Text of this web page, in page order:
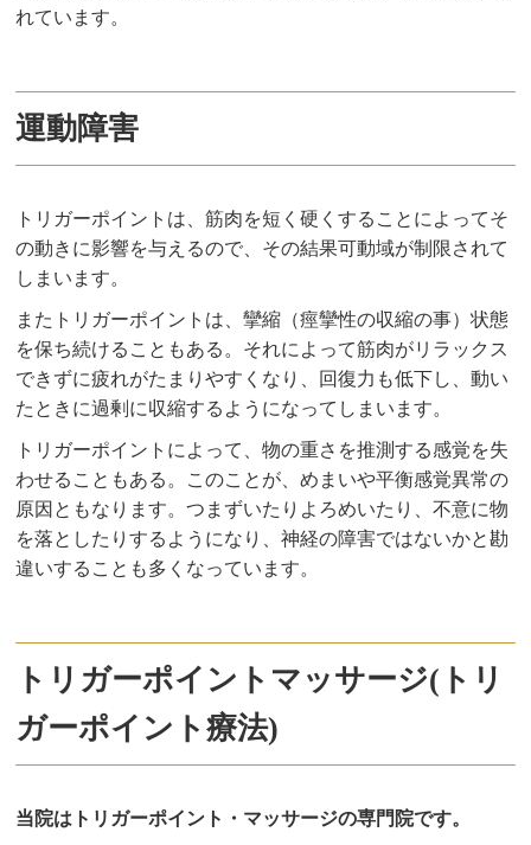
れています。
運動障害
トリガーポイントは、筋肉を短く硬くすることによってそ
の動きに影響を与えるので、その結果可動域が制限されて
しまいます。
またトリガーポイントは、攣縮（痙攣性の収縮の事）状態
を保ち続けることもある。それによって筋肉がリラックス
できずに疲れがたまりやすくなり、回復力も低下し、動い
たときに過剰に収縮するようになってしまいます。
トリガーポイントによって、物の重さを推測する感覚を失
わせることもある。このことが、めまいや平衡感覚異常の
原因ともなります。つまずいたりよろめいたり、不意に物
を落としたりするようになり、神経の障害ではないかと勘
違いすることも多くなっています。
トリガーポイントマッサージ(トリ
ガーポイント療法)
当院はトリガーポイント・マッサージの専門院です。